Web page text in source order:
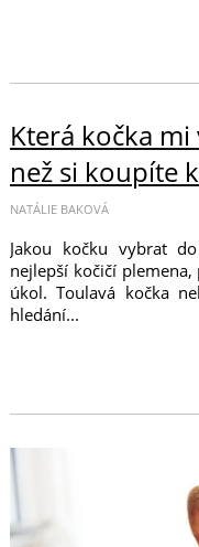
Která kočka mi
než si koupíte
NATÁLIE BAKOVÁ
Jakou kočku vybrat
nejlepší kočičí
úkol. Toulavá kočka
hledání...